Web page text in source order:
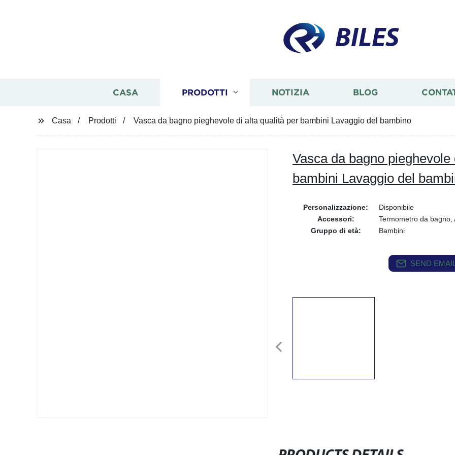
BILES
CASA PRODOTTI NOTIZIA BLOG
Casa Prodotti Vasca da bagno pieghevole di alta qualità per bambini Lavaggio del bambino
Vasca da bagno
bambini Lavaggio del
Personalizzazione:
Disponibile
Accessori:
Termometro da bagno,
Gruppo di età:
Bambini
SEND